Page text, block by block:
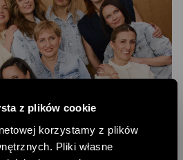
z plików cookie
korzystamy z plików
Pliki własne